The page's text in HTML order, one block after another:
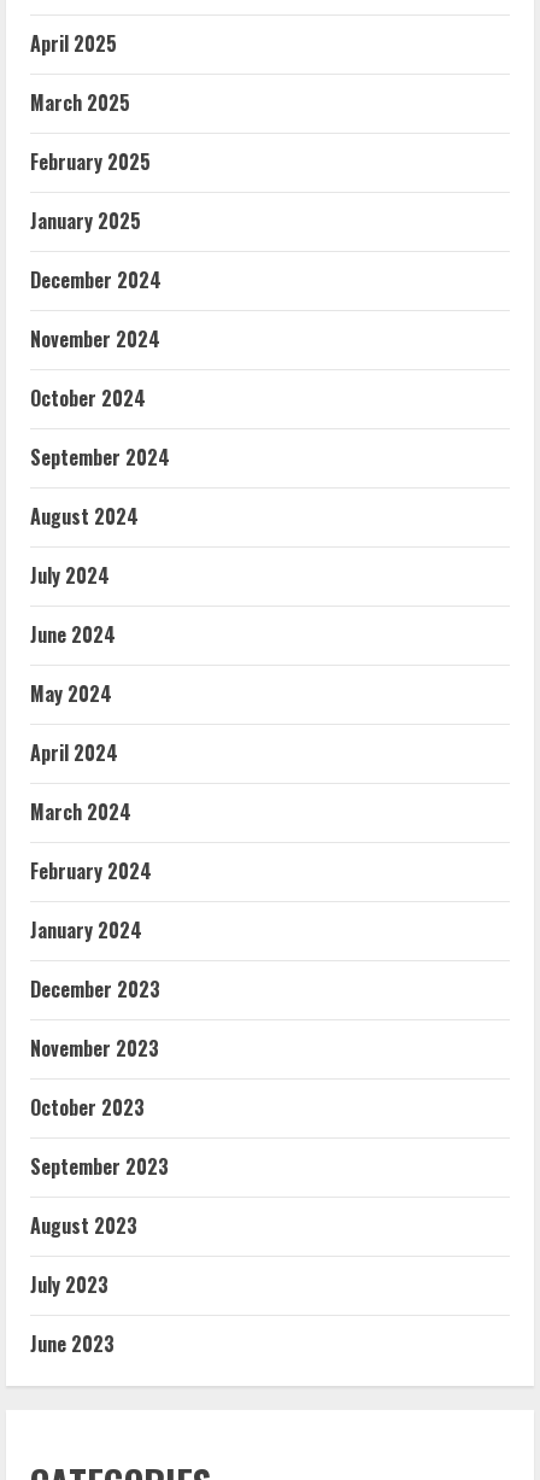
April 2025
March 2025
February 2025
January 2025
December 2024
November 2024
October 2024
September 2024
August 2024
July 2024
June 2024
May 2024
April 2024
March 2024
February 2024
January 2024
December 2023
November 2023
October 2023
September 2023
August 2023
July 2023
June 2023